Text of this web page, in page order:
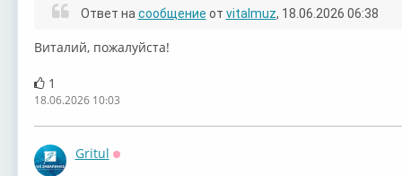
Ответ на сообщение от vitalmuz, 18.06.2026 06:38
Виталий, пожалуйста!
1
18.06.2026 10:03
Gritul